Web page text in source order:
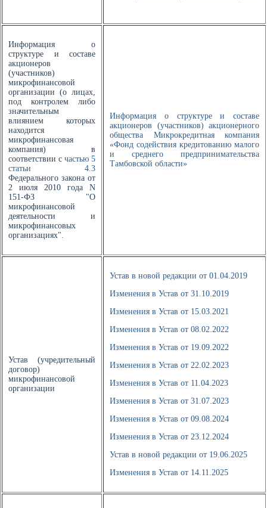
Информация о
структуре и составе
акционеров
(участников)
микрофинансовой
организации (о лицах,
под контролем либо
значительным
влиянием которых
находится
микрофинансовая
компания) в
соответствии с частью 5
статьи 4.3
Федерального закона от
2 июля 2010 года N
151-ФЗ "О
микрофинансовой
деятельности и
микрофинансовых
организациях".
Информация о структуре и составе
акционеров (участников) акционерного
общества Микрокредитная компания
«Фонд содействия кредитованию малого
и среднего предпринимательства
Тамбовской области»
Устав (учредительный
договор)
микрофинансовой
организации
Устав в новой редакции от 01.04.2019
Изменения в Устав от 31.10.2019
Изменения в Устав от 15.03.2021
Изменения в Устав от 08.02.2022
Изменения в Устав от 19.09.2022
Изменения в Устав от 22.02.2023
Изменения в Устав от 11.04.2023
Изменения в Устав от 31.07.2023
Изменения в Устав от 09.08.2024
Изменения в Устав от 23.12.2024
Устав в новой редакции от 19.06.2025
Изменения в Устав от 14.11.2025